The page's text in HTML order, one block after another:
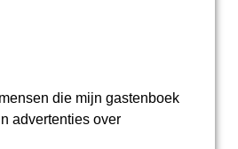
die mijn gastenboek
advertenties over